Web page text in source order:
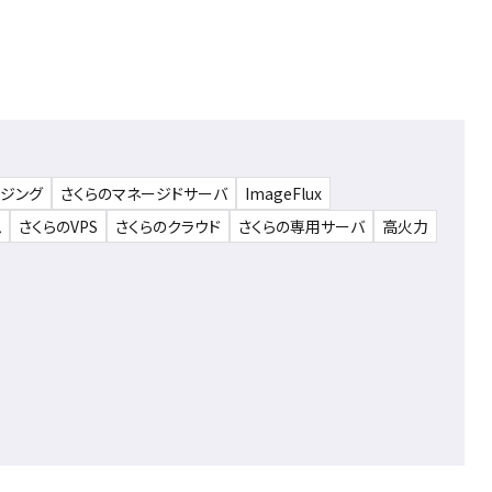
ング さくらのマネージドサーバ
ImageFlux
さくらのVPS さくらのクラウド さくらの専用サーバ
高火力